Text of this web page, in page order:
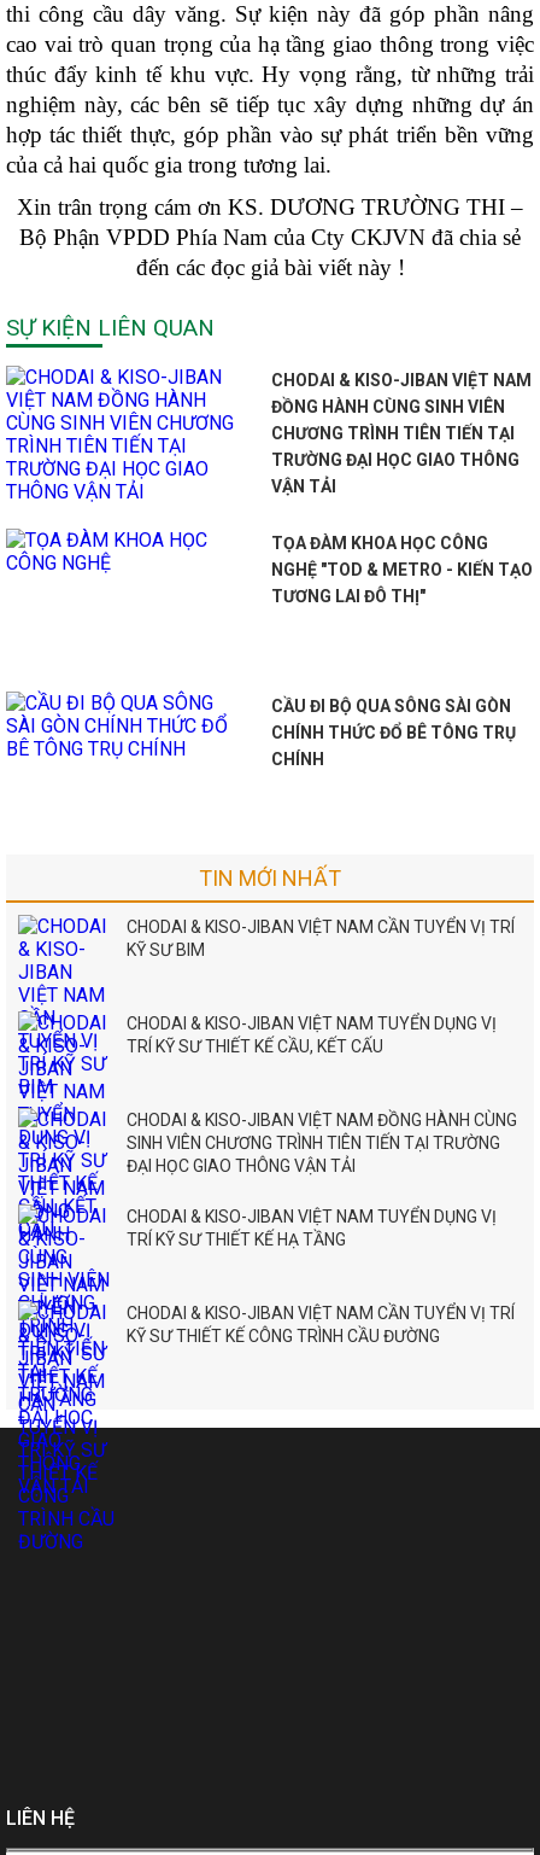
thi công cầu dây văng. Sự kiện này đã góp phần nâng
cao vai trò quan trọng của hạ tầng giao thông trong việc
thúc đẩy kinh tế khu vực. Hy vọng rằng, từ những trải
nghiệm này, các bên sẽ tiếp tục xây dựng những dự án
hợp tác thiết thực, góp phần vào sự phát triển bền vững
của cả hai quốc gia trong tương lai.
Xin trân trọng cám ơn KS. DƯƠNG TRƯỜNG THI –
Bộ Phận VPDD Phía Nam của Cty CKJVN đã chia sẻ
đến các đọc giả bài viết này !
SỰ KIỆN LIÊN QUAN
CHODAI & KISO-JIBAN VIỆT NAM
ĐỒNG HÀNH CÙNG SINH VIÊN
CHƯƠNG TRÌNH TIÊN TIẾN TẠI
TRƯỜNG ĐẠI HỌC GIAO THÔNG
VẬN TẢI
TỌA ĐÀM KHOA HỌC CÔNG
NGHỆ "TOD & METRO - KIẾN TẠO
TƯƠNG LAI ĐÔ THỊ"
CẦU ĐI BỘ QUA SÔNG SÀI GÒN
CHÍNH THỨC ĐỔ BÊ TÔNG TRỤ
CHÍNH
TIN MỚI NHẤT
CHODAI & KISO-JIBAN VIỆT NAM CẦN TUYỂN VỊ TRÍ
KỸ SƯ BIM
CHODAI & KISO-JIBAN VIỆT NAM TUYỂN DỤNG VỊ
TRÍ KỸ SƯ THIẾT KẾ CẦU, KẾT CẤU
CHODAI & KISO-JIBAN VIỆT NAM ĐỒNG HÀNH CÙNG
SINH VIÊN CHƯƠNG TRÌNH TIÊN TIẾN TẠI TRƯỜNG
ĐẠI HỌC GIAO THÔNG VẬN TẢI
CHODAI & KISO-JIBAN VIỆT NAM TUYỂN DỤNG VỊ
TRÍ KỸ SƯ THIẾT KẾ HẠ TẦNG
CHODAI & KISO-JIBAN VIỆT NAM CẦN TUYỂN VỊ TRÍ
KỸ SƯ THIẾT KẾ CÔNG TRÌNH CẦU ĐƯỜNG
LIÊN HỆ